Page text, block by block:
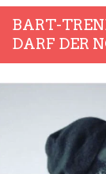
BART-
DARF DER